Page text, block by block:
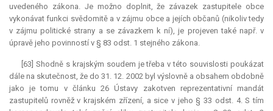
uvedeného zákona. Je možno doplnit, že závazek zastupitele obce
vykonávat funkci svědomitě a v zájmu obce a jejích občanů (nikoliv tedy
v zájmu politické strany a se závazkem k ní), je projeven také např. v
úpravě jeho povinností v § 83 odst. 1 stejného zákona.
[63] Shodně s krajským soudem je třeba v této souvislosti poukázat
dále na skutečnost, že do 31. 12. 2002 byl výslovně a obsahem obdobně
jako je tomu v článku 26 Ústavy zakotven reprezentativní mandát
zastupitelů rovněž v krajském zřízení, a sice v jeho § 33 odst. 4. S tím